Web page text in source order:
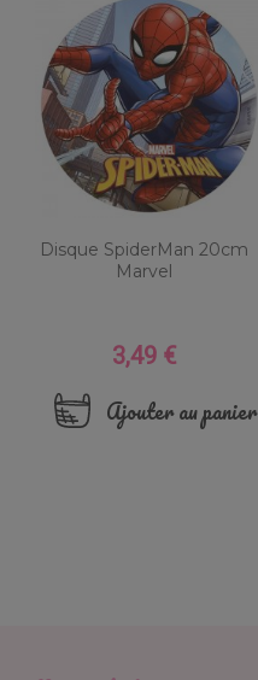
Disque SpiderMan 20cm
Marvel
Prix
3,49 €
Ajouter au panier